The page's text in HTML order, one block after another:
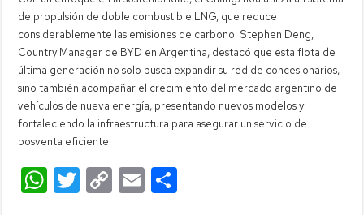
de propulsión de doble combustible LNG, que reduce
considerablemente las emisiones de carbono. Stephen Deng,
Country Manager de BYD en Argentina, destacó que esta flota de
última generación no solo busca expandir su red de concesionarios,
sino también acompañar el crecimiento del mercado argentino de
vehículos de nueva energía, presentando nuevos modelos y
fortaleciendo la infraestructura para asegurar un servicio de
posventa eficiente.
W T C E